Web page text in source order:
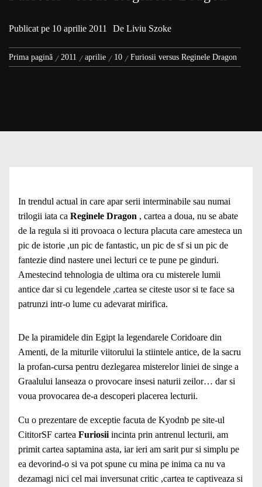
Publicat pe 10 aprilie 2011 De Liviu Szoke
Prima pagină 2011 aprilie 10 Furiosii versus Reginele Dragon
In trendul actual in care apar serii interminabile sau numai
trilogii iata ca Reginele Dragon , cartea a doua, nu se abate
de la regula si iti provoaca o lectura placuta care amesteca un
pic de istorie ,un pic de fantastic, un pic de sf si un pic de
fantezie dind nastere unei lecturi ce te pune pe ginduri.
Amestecind tehnologia de ultima ora cu misterele lumii
antice dar si cu legendele ,cartea se citeste usor si te face sa
patrunzi intr-o lume cu adevarat mirifica.
De la piramidele din Egipt la legendarele Coridoare din
Amenti, de la miturile viitorului la stiintele antice, de la sacru
la profan-cursa pentru dezlegarea misterelor liniei de singe a
Graalului lanseaza o provocare insesi naturii zeilor… dar si
voua provocarea de-a descoperi placerea lecturii.
Cu o prezentare de exceptie facuta de Kyodnb pe site-ul
CititorSF cartea Furiosii incinta prin antrenul lecturii, am
primit cartea saptamina asta, iar ieri am sarit pur si simplu pe
ea devorind-o si va pot spune cu mina pe inima ca nu va
dezamagi nici cel mai inversunat critic ,cartea te captiveaza si